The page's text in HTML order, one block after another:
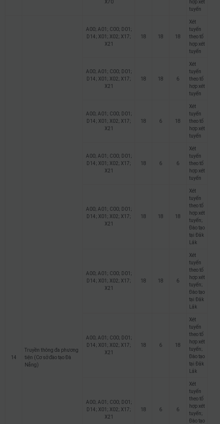
X70
hợp xét
tuyển
14
Truyền thông đa phương
tiện (Cơ sở đào tạo Đà
Nẵng)
A00; A01; C00; D01;
D14; X01; X02; X17;
X21
18 18 18
Xét
tuyển
theo tổ
hợp xét
tuyển
A00; A01; C00; D01;
D14; X01; X02; X17;
X21
18 18 6
Xét
tuyển
theo tổ
hợp xét
tuyển
A00; A01; C00; D01;
D14; X01; X02; X17;
X21
18 6 18
Xét
tuyển
theo tổ
hợp xét
tuyển
A00; A01; C00; D01;
D14; X01; X02; X17;
X21
18 6 6
Xét
tuyển
theo tổ
hợp xét
tuyển
A00; A01; C00; D01;
D14; X01; X02; X17;
X21
18 18 18
Xét
tuyển
theo tổ
hợp xét
tuyển;
Đào tạo
tại Đắk
Lắk
A00; A01; C00; D01;
D14; X01; X02; X17;
X21
18 18 6
Xét
tuyển
theo tổ
hợp xét
tuyển;
Đào tạo
tại Đắk
Lắk
A00; A01; C00; D01;
D14; X01; X02; X17;
X21
18 6 18
Xét
tuyển
theo tổ
hợp xét
tuyển;
Đào tạo
tại Đắk
Lắk
A00; A01; C00; D01;
D14; X01; X02; X17;
X21
18 6 6
Xét
tuyển
theo tổ
hợp xét
tuyển;
Đào tạo